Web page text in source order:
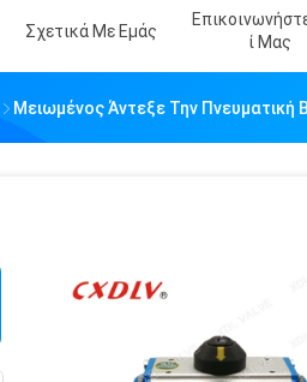
Σχετικά Με Εμάς
Ί Μας
Μειωμένος Άντεξε Την